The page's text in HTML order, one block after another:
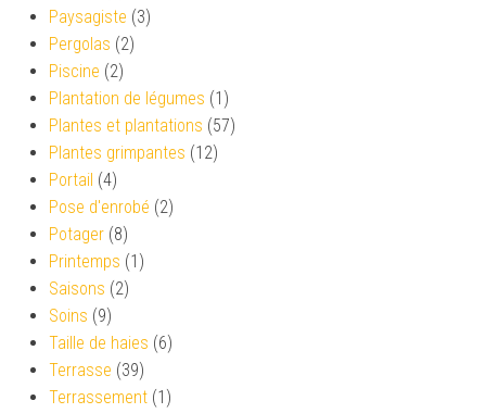
Paysagiste (3)
Pergolas (2)
Piscine (2)
Plantation de légumes (1)
Plantes et plantations (57)
Plantes grimpantes (12)
Portail (4)
Pose d'enrobé (2)
Potager (8)
Printemps (1)
Saisons (2)
Soins (9)
Taille de haies (6)
Terrasse (39)
Terrassement (1)